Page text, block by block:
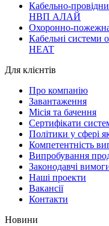
Кабельно-
НВП АЛАЙ
Охоронно-
Кабельні системи
HEAT
Для клієнтів
Про компанію
Завантаження
Місія та бачення
Сертифікати
Політики у сфері
Компетентність
Випробування
Законодавчі
Наші проекти
Вакансії
Контакти
Новини